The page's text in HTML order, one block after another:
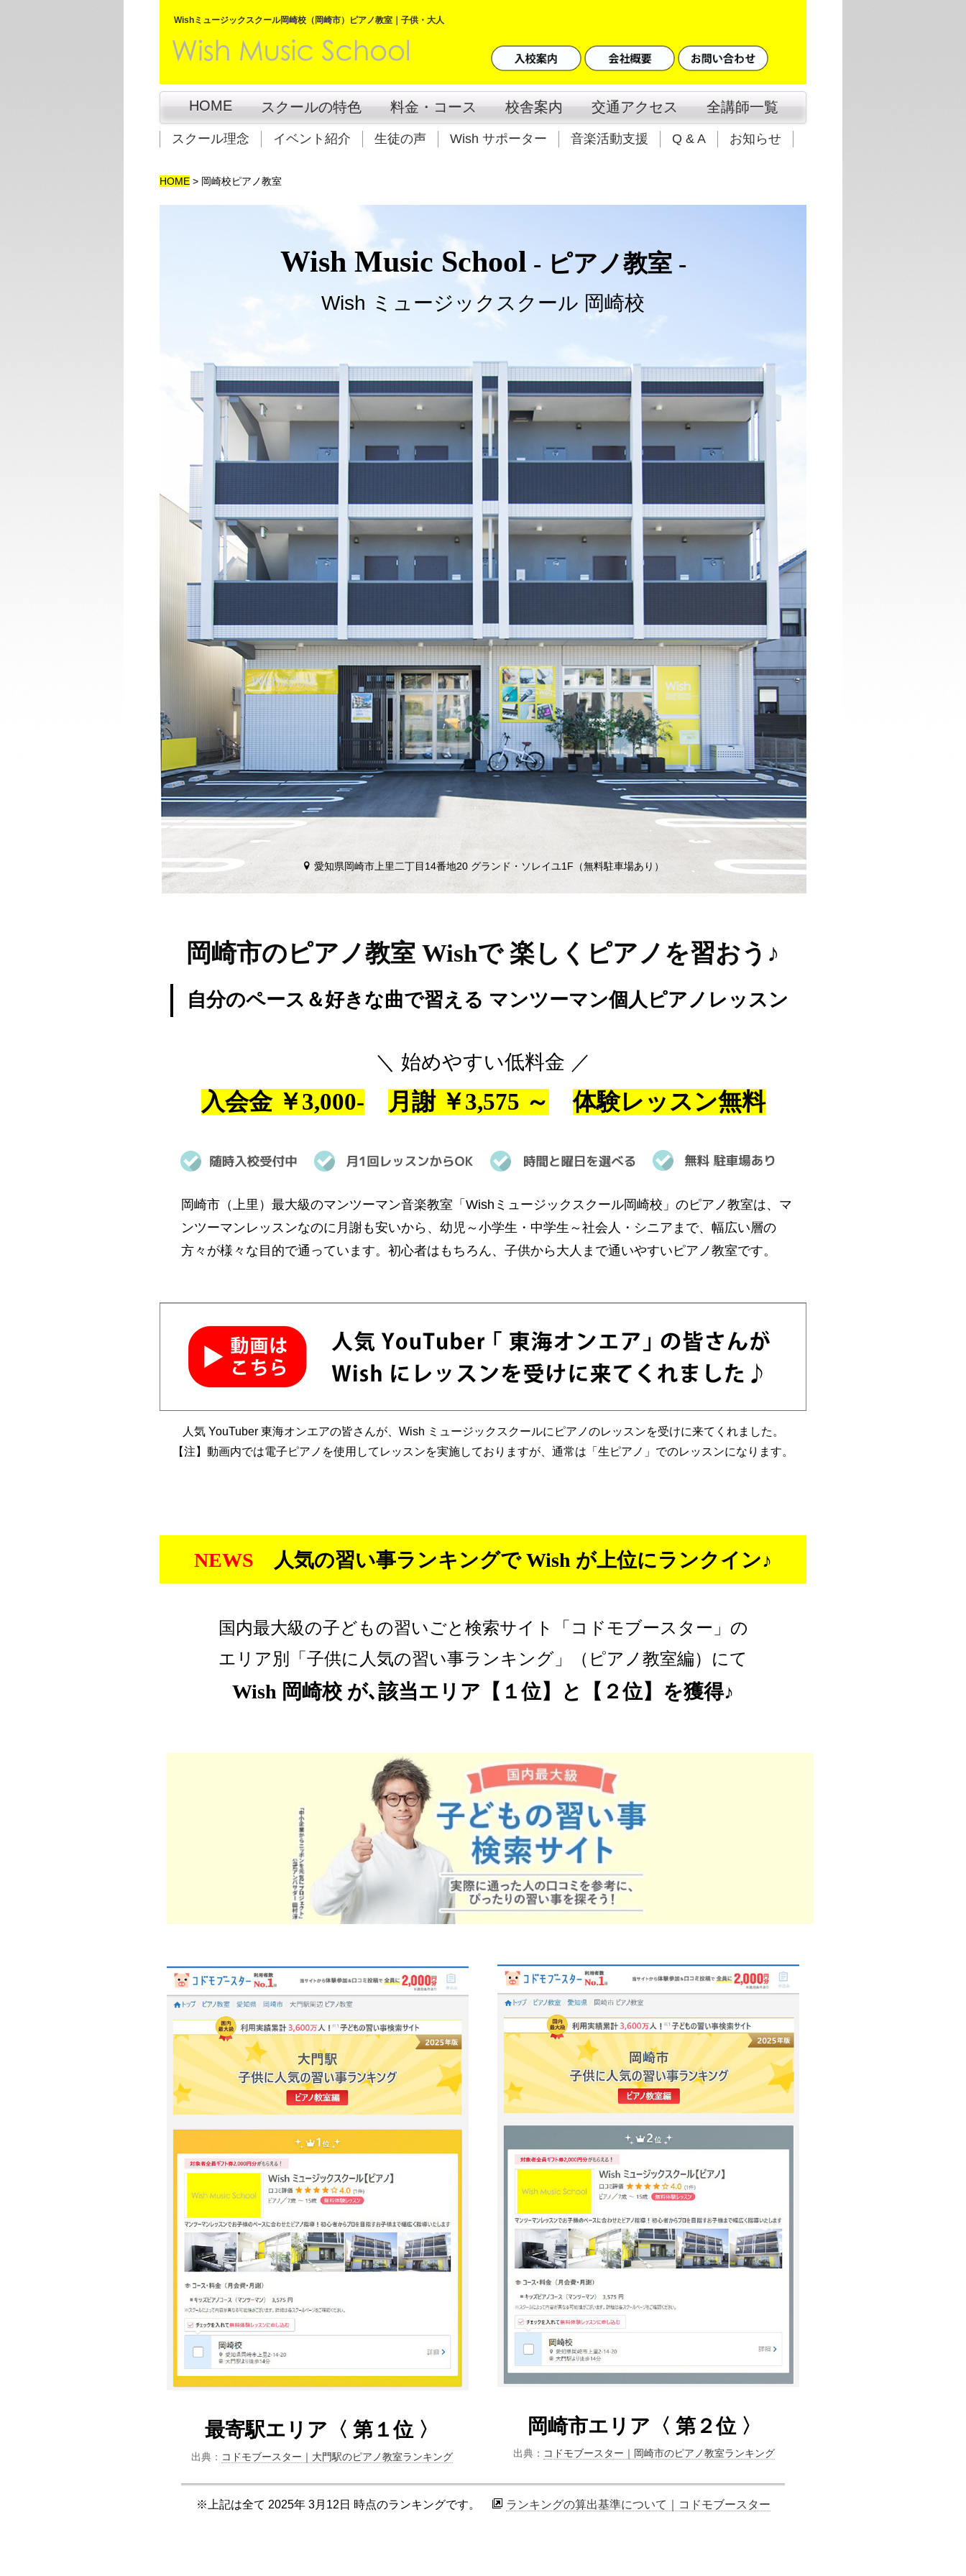
Wishミュージックスクール岡崎校（岡崎市）ピアノ教室｜子供・大人
HOME スクールの特色 料金・コース 校舎案内 交通アクセス 全講師一覧
スクール理念 イベント紹介 生徒の声 Wish サポーター 音楽活動支援 Q & A お知らせ
HOME > 岡崎校ピアノ教室
Wish Music School - ピアノ教室 -
Wish ミュージックスクール 岡崎校
愛知県岡崎市上里二丁目14番地20 グランド・ソレイユ1F （無料駐車場あり）
岡崎市のピアノ教室 Wishで 楽しくピアノを習おう♪
自分のペース＆好きな曲で習える マンツーマン個人ピアノレッスン
＼ 始めやすい低料金 ／
入会金 ￥3,000- 月謝 ￥3,575 ～ 体験レッスン無料
岡崎市（上里）最大級のマンツーマン音楽教室「Wishミュージックスクール岡崎校」のピアノ教室は、マ
ンツーマンレッスンなのに月謝も安いから、幼児～小学生・中学生～社会人・シニアまで、幅広い層の
方々が様々な目的で通っています。初心者はもちろん、子供から大人まで通いやすいピアノ教室です。
人気 YouTuber 東海オンエアの皆さんが、Wish ミュージックスクールにピアノのレッスンを受けに来てくれました。
【注】動画内では電子ピアノを使用してレッスンを実施しておりますが、通常は「生ピアノ」でのレッスンになります。
NEWS 人気の習い事ランキングで Wish が上位にランクイン♪
国内最大級の子どもの習いごと検索サイト「コドモブースター」の
エリア別「子供に人気の習い事ランキング」（ピアノ教室編）にて
Wish 岡崎校 が､該当エリア【１位】と【２位】を獲得♪
最寄駅エリア〈 第１位 〉
出典： コドモブースター｜大門駅のピアノ教室ランキング
岡崎市エリア〈 第２位 〉
出典： コドモブースター｜岡崎市のピアノ教室ランキング
※上記は全て 2025年 3月12日 時点のランキングです。 ランキングの算出基準について｜コドモブースター